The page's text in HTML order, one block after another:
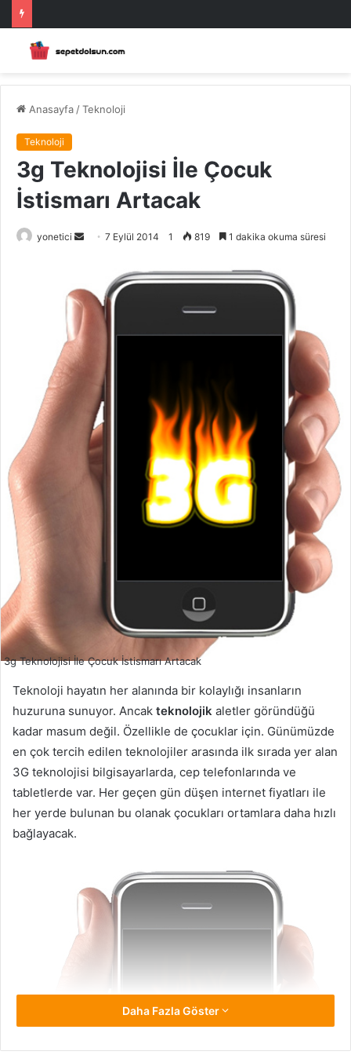
Anasayfa /Teknoloji
Teknoloji
3g Teknolojisi İle Çocuk
İstismarı Artacak
yonetici
Bir
göndermek
7 Eylül 2014 1 819 1 dakika okuma süresi
3g Teknolojisi İle Çocuk İstismarı Artacak
Teknoloji hayatın her alanında bir kolaylığı insanların
huzuruna sunuyor. Ancak teknolojik aletler göründüğü
kadar masum değil. Özellikle de çocuklar için. Günümüzde
en çok tercih edilen teknolojiler arasında ilk sırada yer alan
3G teknolojisi bilgisayarlarda, cep telefonlarında ve
tabletlerde var. Her geçen gün düşen internet fiyatları ile
her yerde bulunan bu olanak çocukları ortamlara daha hızlı
bağlayacak.
Daha Fazla Göster